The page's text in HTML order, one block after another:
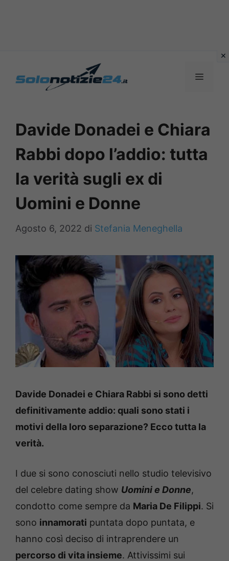
MENU
Davide Donadei e Chiara
Rabbi dopo l’addio: tutta
la verità sugli ex di
Uomini e Donne
Agosto 6, 2022 di Stefania Meneghella
Davide Donadei e Chiara Rabbi si sono detti
definitivamente addio: quali sono stati i
motivi della loro separazione? Ecco tutta la
verità.
I due si sono conosciuti nello studio televisivo
del celebre dating show Uomini e Donne,
condotto come sempre da Maria De Filippi. Si
sono innamorati puntata dopo puntata, e
hanno così deciso di intraprendere un
percorso di vita insieme. Attivissimi sui